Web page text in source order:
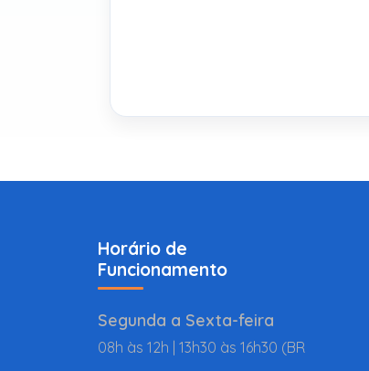
Horário de
Funcionamento
Segunda a Sexta-feira
08h às 12h | 13h30 às 16h30 (BR